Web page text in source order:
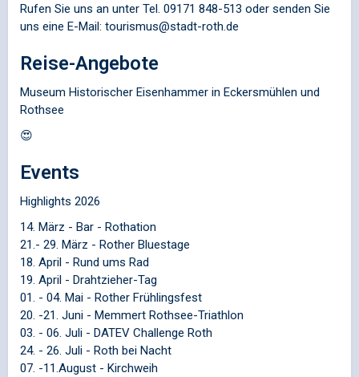
Rufen Sie uns an unter Tel. 09171 848-513 oder senden Sie
uns eine E-Mail: tourismus@stadt-roth.de
Reise-Angebote
Museum Historischer Eisenhammer in Eckersmühlen und
Rothsee
😍
Events
Highlights 2026
14. März - Bar - Rothation
21.- 29. März - Rother Bluestage
18. April - Rund ums Rad
19. April - Drahtzieher-Tag
01. - 04. Mai - Rother Frühlingsfest
20. -21. Juni - Memmert Rothsee-Triathlon
03. - 06. Juli - DATEV Challenge Roth
24. - 26. Juli - Roth bei Nacht
07. -11.August - Kirchweih